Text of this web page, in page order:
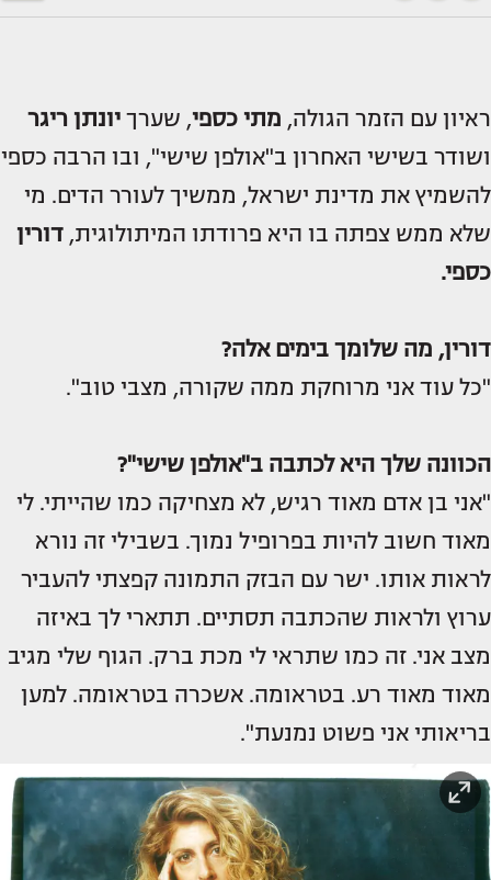
ראיון עם הזמר הגולה, מתי כספי, שערך יונתן ריגר
ושודר בשישי האחרון ב"אולפן שישי", ובו הרבה כספי
להשמיץ את מדינת ישראל, ממשיך לעורר הדים. מי
שלא ממש צפתה בו היא פרודתו המיתולוגית, דורין
כספי.
דורין, מה שלומך בימים אלה?
"כל עוד אני מרוחקת ממה שקורה, מצבי טוב".
הכוונה שלך היא לכתבה ב"אולפן שישי"?
"אני בן אדם מאוד רגיש, לא מצחיקה כמו שהייתי. לי
מאוד חשוב להיות בפרופיל נמוך. בשבילי זה נורא
לראות אותו. ישר עם הבזק התמונה קפצתי להעביר
ערוץ ולראות שהכתבה תסתיים. תתארי לך באיזה
מצב אני. זה כמו שתראי לי מכת ברק. הגוף שלי מגיב
מאוד מאוד רע. בטראומה. אשכרה בטראומה. למען
בריאותי אני פשוט נמנעת".